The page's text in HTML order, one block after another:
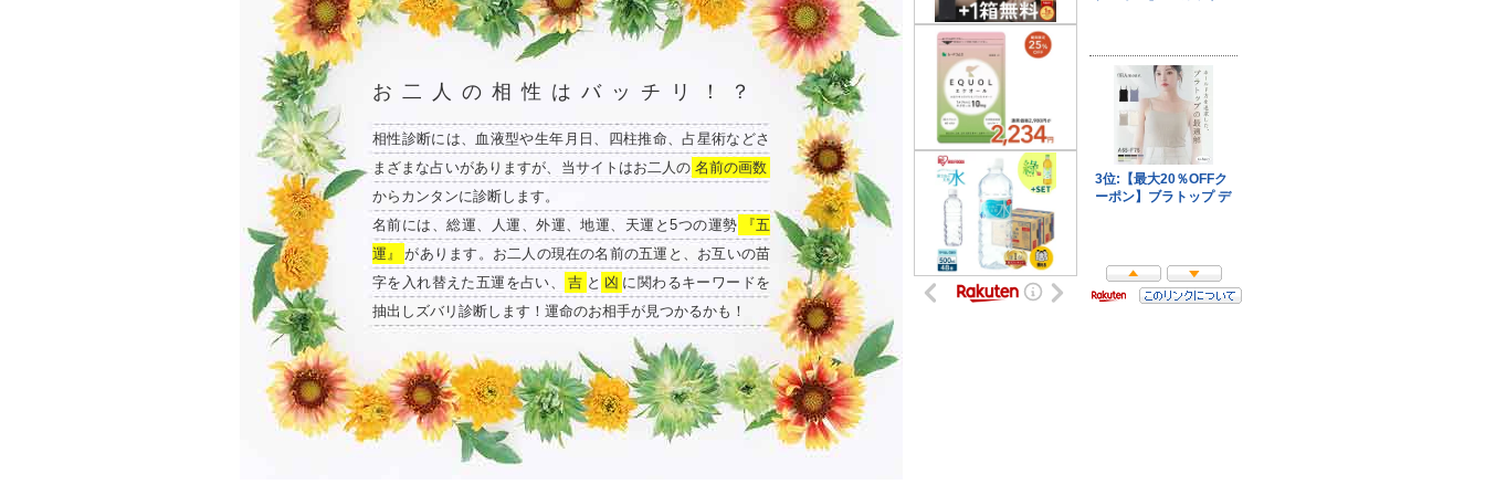
お二人の相性はバッチリ！？
相性診断には、血液型や生年月日、四柱推命、占星術などさ
まざまな占いがありますが、当サイトはお二人の 名前の画数
からカンタンに診断します。
名前には、総運、人運、外運、地運、天運と5つの運勢
『五
運』
があります。お二人の現在の名前の五運と、お互いの苗
字を入れ替えた五運を占い、
吉 と 凶 に関わるキーワードを
抽出しズバリ診断します！運命のお相手が見つかるかも！